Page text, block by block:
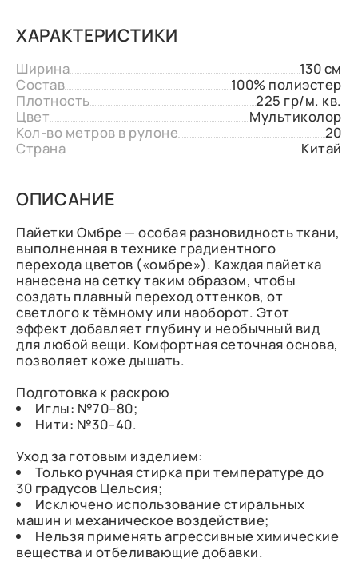
ХАРАКТЕРИСТИКИ
Ширина
130 см
Состав
100% полиэстер
Плотность
225 гр/м. кв.
Цвет
Мультиколор
Кол-во метров в рулоне
20
Страна
Китай
ОПИСАНИЕ
Пайетки Омбре — особая разновидность ткани,
выполненная в технике градиентного
перехода цветов («омбре»). Каждая пайетка
нанесена на сетку таким образом, чтобы
создать плавный переход оттенков, от
светлого к тёмному или наоборот. Этот
эффект добавляет глубину и необычный вид
для любой вещи. Комфортная сеточная основа,
позволяет коже дышать.
Подготовка к раскрою
Иглы: №70–80;
Нити: №30–40.
Уход за готовым изделием:
Только ручная стирка при температуре до
30 градусов Цельсия;
Исключено использование стиральных
машин и механическое воздействие;
Нельзя применять агрессивные химические
вещества и отбеливающие добавки.